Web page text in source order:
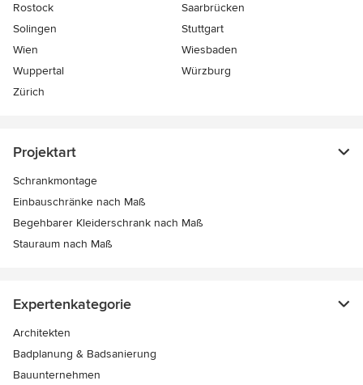
Rostock
Saarbrücken
Solingen
Stuttgart
Wien
Wiesbaden
Wuppertal
Würzburg
Zürich
Projektart
Schrankmontage
Einbauschränke nach Maß
Begehbarer Kleiderschrank nach Maß
Stauraum nach Maß
Expertenkategorie
Architekten
Badplanung & Badsanierung
Bauunternehmen